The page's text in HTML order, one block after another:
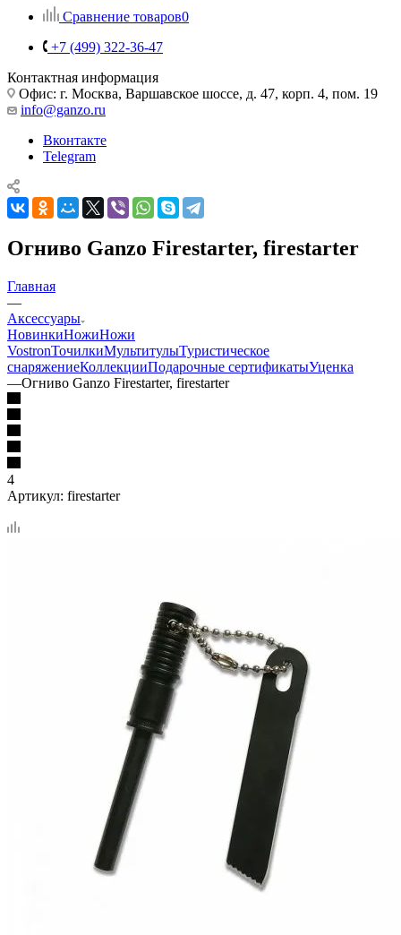
Сравнение товаров0
+7 (499) 322-36-47
Контактная информация
Офис: г. Москва, Варшавское шоссе, д. 47, корп. 4, пом. 19
info@ganzo.ru
Вконтакте
Telegram
Огниво Ganzo Firestarter, firestarter
Главная
—
Аксессуары
НовинкиНожиНожи
VostronТочилкиМультитулыТуристическое
снаряжениеКоллекцииПодарочные сертификатыУценка
—Огниво Ganzo Firestarter, firestarter
4
Артикул: firestarter